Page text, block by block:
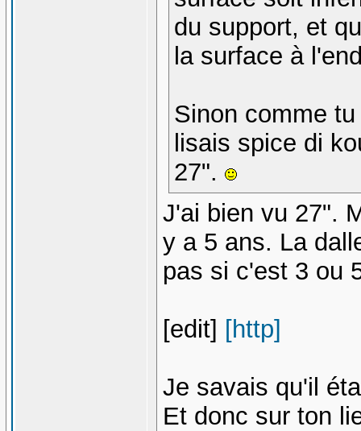
du support, et
la surface à
Sinon comme
lisais spice di
27".
J'ai bien vu 27".
y a 5 ans. La
pas si c'est 3 ou
[edit] [http]
Je savais qu'il
Et donc sur ton